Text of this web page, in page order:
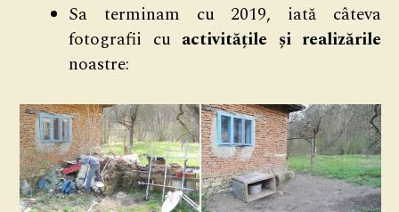
Sa terminam cu 2019, iată câteva
fotografii cu activitățile și realizările
noastre: